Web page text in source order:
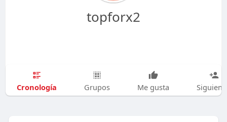
topforx2
Cronología Grupos Me gusta